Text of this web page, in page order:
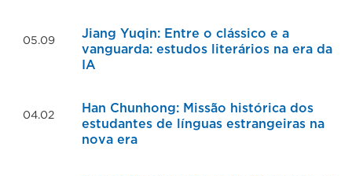
05.09
Jiang Yuqin: Entre o clássico e a
vanguarda: estudos literários na era da
IA
04.02
Han Chunhong: Missão histórica dos
estudantes de línguas estrangeiras na
nova era